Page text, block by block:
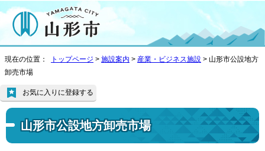
現在の位置： トップページ > 施設案内 > 産業・ビジネス施設 > 山形市公設地方
卸売市場
山形市公設地方卸売市場
お気に入りに登録する